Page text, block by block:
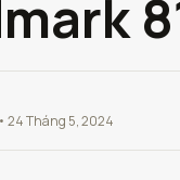
24 Tháng 5, 2024